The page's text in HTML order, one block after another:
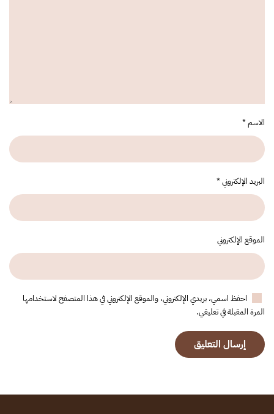
الاسم*
البريد الإلكتروني*
الموقع الإلكتروني
احفظ اسمي، بريدي الإلكتروني، والموقع الإلكتروني في هذا المتصفح لاستخدامها
المرة المقبلة في تعليقي.
إرسال التعليق